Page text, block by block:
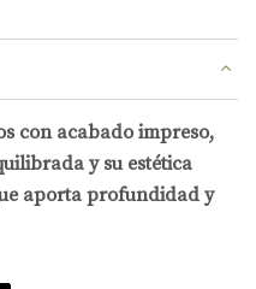
con acabado impreso,
y su estética
aporta profundidad y